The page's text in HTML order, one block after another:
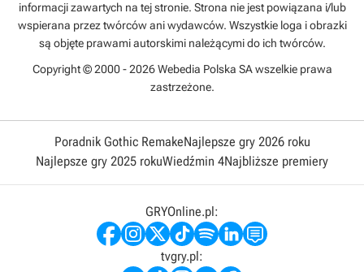
informacji zawartych na tej stronie. Strona nie jest powiązana i/lub
wspierana przez twórców ani wydawców. Wszystkie loga i obrazki
są objęte prawami autorskimi należącymi do ich twórców.
Copyright © 2000 - 2026 Webedia Polska SA wszelkie prawa
zastrzeżone.
Poradnik Gothic RemakeNajlepsze gry 2026 roku
Najlepsze gry 2025 rokuWiedźmin 4Najbliższe premiery
GRYOnline.pl:
tvgry.pl: